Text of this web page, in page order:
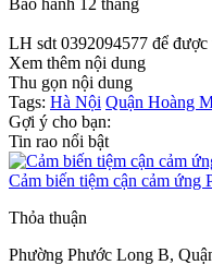
LH sdt 0392094577 để được
Xem thêm nội dung
Thu gọn nội dung
Tags: Hà Nội Quận Hoàng
Gợi ý cho bạn:
Tin rao nổi bật
Cảm biến tiệm cận cảm ứng
Thỏa thuận
Phường Phước Long B,